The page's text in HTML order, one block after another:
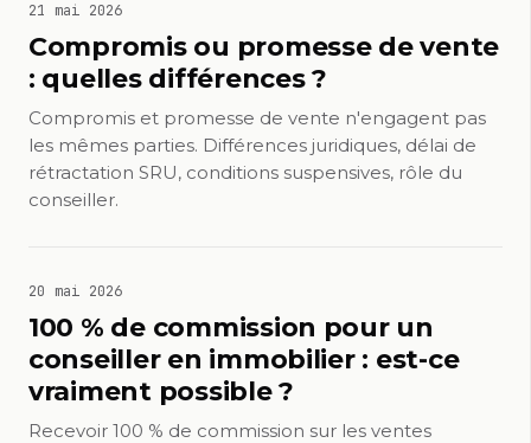
21 mai 2026
Compromis ou promesse de vente
: quelles différences ?
Compromis et promesse de vente n'engagent pas
les mêmes parties. Différences juridiques, délai de
rétractation SRU, conditions suspensives, rôle du
conseiller.
20 mai 2026
100 % de commission pour un
conseiller en immobilier : est-ce
vraiment possible ?
Recevoir 100 % de commission sur les ventes